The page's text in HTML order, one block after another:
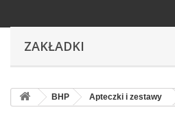
ZAKŁADKI
BHP Apteczki i zestawy